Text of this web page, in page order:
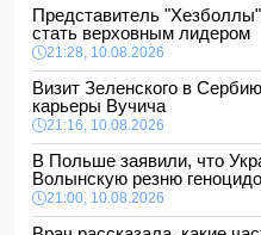
Представитель
стать верховным лидером
21:28, 10.08.2026
Визит Зеленского в
карьеры Вучича
21:16, 10.08.2026
В Польше заявили, что
Волынскую резню
21:00, 10.08.2026